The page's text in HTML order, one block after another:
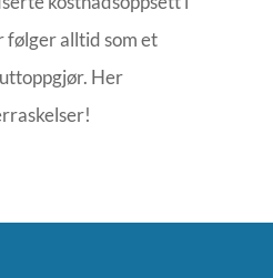
følger alltid som et
Her